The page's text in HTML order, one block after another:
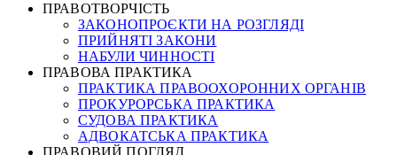
ПРАВОТВОРЧІСТЬ
ЗАКОНОПРОЄКТИ НА РОЗГЛЯДІ
ПРИЙНЯТІ ЗАКОНИ
НАБУЛИ ЧИННОСТІ
ПРАВОВА ПРАКТИКА
ПРАКТИКА ПРАВООХОРОННИХ ОРГАНІВ
ПРОКУРОРСЬКА ПРАКТИКА
СУДОВА ПРАКТИКА
АДВОКАТСЬКА ПРАКТИКА
ПРАВОВИЙ ПОГЛЯД